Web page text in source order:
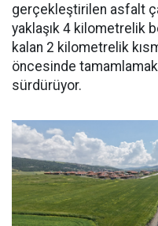
gerçekleştirilen asfalt
yaklaşık 4 kilometrelik
kalan 2 kilometrelik
öncesinde tamamlamak
sürdürüyor.